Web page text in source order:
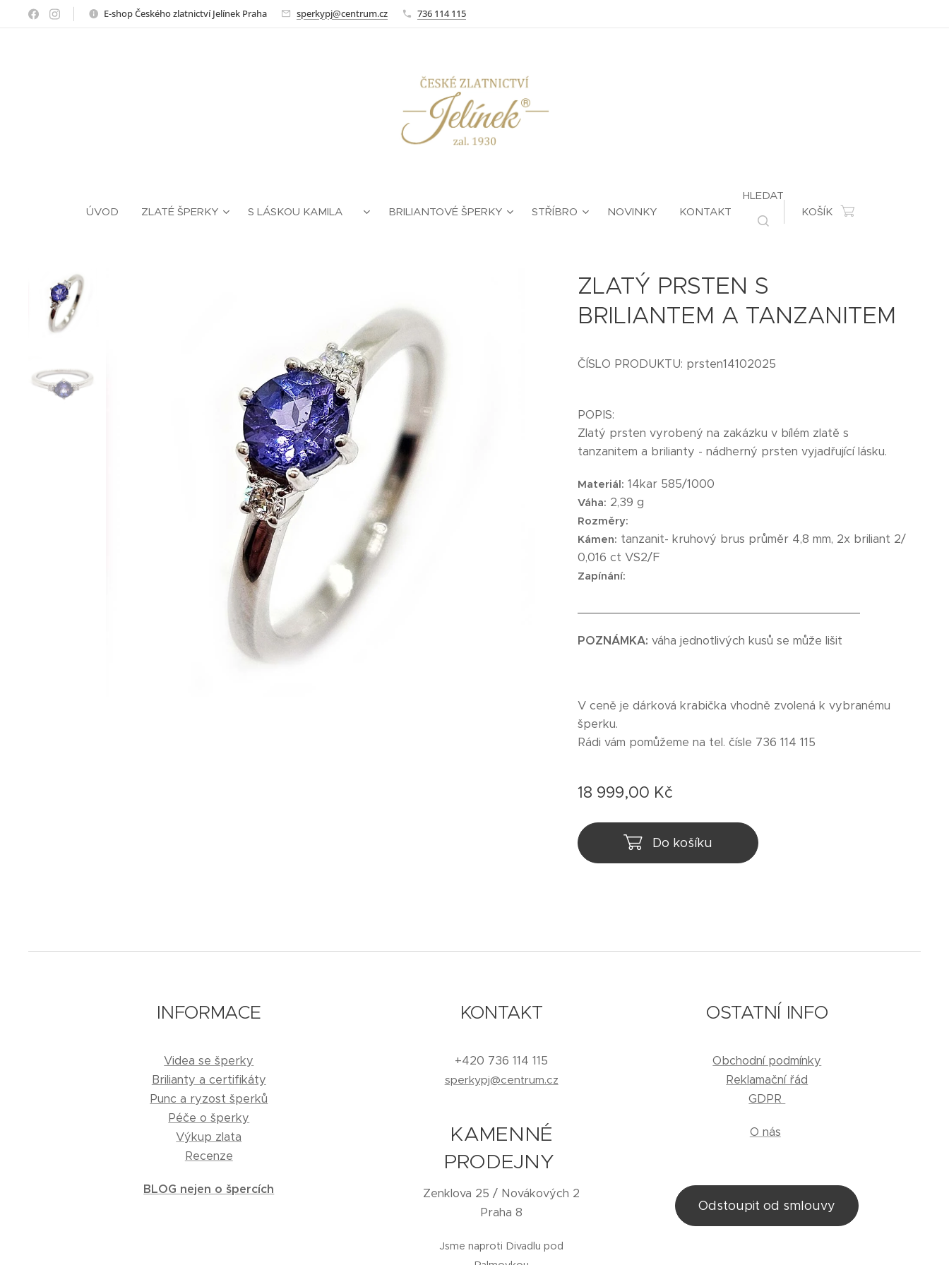
E-shop Českého zlatnictví Jelínek Praha sperkypj@centrum.cz 736 114 115
ÚVOD ZLATÉ ŠPERKY S LÁSKOU KAMILA ❤ BRILIANTOVÉ ŠPERKY STŘÍBRO NOVINKY KONTAKT
HLEDAT
KOŠÍK
ZLATÝ PRSTEN S
BRILIANTEM A TANZANITEM
ČÍSLO PRODUKTU: prsten14102025
POPIS:
Zlatý prsten vyrobený na zakázku v bílém zlatě s
tanzanitem a brilianty - nádherný prsten vyjadřující lásku.
Materiál: 14kar 585/1000
Váha: 2,39 g
Rozměry:
Kámen: tanzanit- kruhový brus průměr 4,8 mm, 2x briliant 2/
0,016 ct VS2/F
Zapínání:
POZNÁMKA:váha jednotlivých kusů se může lišit
V ceně je dárková krabička vhodně zvolená k vybranému
šperku.
Rádi vám pomůžeme na tel. čísle 736 114 115
18 999,00 Kč
Do košíku
INFORMACE
Videa se šperky
Brilianty a certifikáty
Punc a ryzost šperků
Péče o šperky
Výkup zlata
Recenze
BLOG nejen o špercích
KONTAKT
+420 736 114 115
sperkypj@centrum.cz
KAMENNÉ
PRODEJNY
Zenklova 25 / Novákových 2
Praha 8
Jsme naproti Divadlu pod
OSTATNÍ INFO
Obchodní podmínky
Reklamační řád
GDPR
O nás
Odstoupit od smlouvy